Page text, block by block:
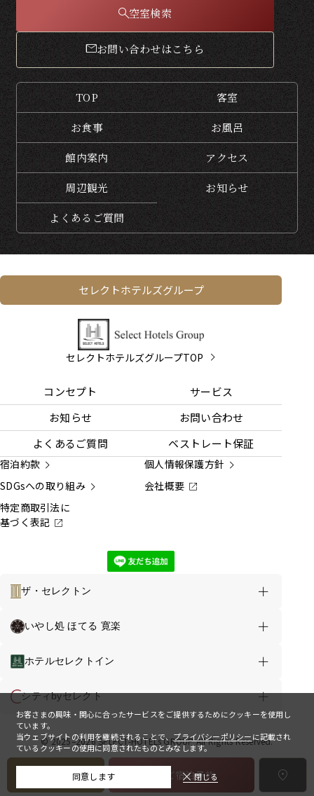
空室検索
お問い合わせはこちら
TOP 客室
お食事 お風呂
館内案内 アクセス
周辺観光 お知らせ
よくあるご質問
メニュー ご宿泊予約
ホテルのご案内
館内案内
お知らせよくあるご質問お問い合わせ
セレクトホテルズグループ
セレクトホテルズグループTOP
コンセプト
サービス
お知らせ
お問い合わせ
よくあるご質問
ベストレート保証
宿泊約款
個人情報保護方針
SDGsへの取り組み
会社概要
特定商取引法に
基づく表記
ザ・セレクトン
いやし処 ほてる 寛楽
ホテルセレクトイン
シティbyセレクト
© 2025–2026 SELECT-HOTELs GROUP All Rights Reserved.
お客さまの興味・関心に合ったサービスをご提供するためにクッキーを使用し
ています。
当ウェブサイトの利用を継続されることで、プライバシーポリシーに記載され
ているクッキーの使用に同意されたものとみなします。
同意します 閉じる